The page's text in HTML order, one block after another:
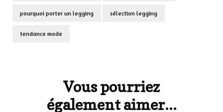
pourquoi porter un legging sélection legging
tendance mode
Vous pourriez
également aimer...